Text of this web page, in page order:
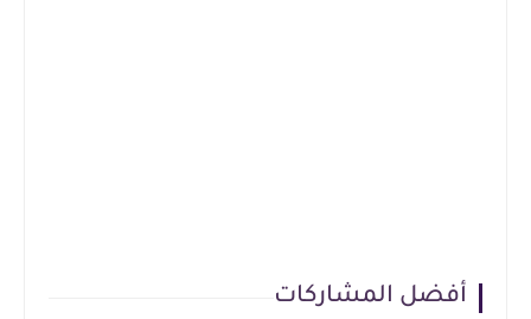
أفضل المشاركات